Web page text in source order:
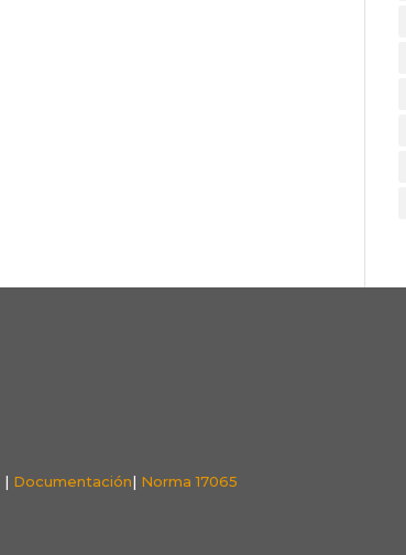
| Documentación| Norma 17065